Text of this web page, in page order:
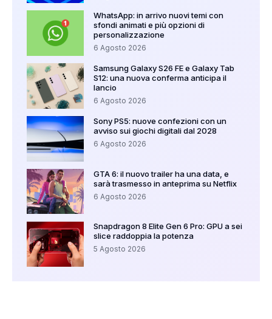
WhatsApp: in arrivo nuovi temi con
sfondi animati e più opzioni di
personalizzazione
6 Agosto 2026
Samsung Galaxy S26 FE e Galaxy Tab
S12: una nuova conferma anticipa il
lancio
6 Agosto 2026
Sony PS5: nuove confezioni con un
avviso sui giochi digitali dal 2028
6 Agosto 2026
GTA 6: il nuovo trailer ha una data, e
sarà trasmesso in anteprima su Netflix
6 Agosto 2026
Snapdragon 8 Elite Gen 6 Pro: GPU a sei
slice raddoppia la potenza
5 Agosto 2026